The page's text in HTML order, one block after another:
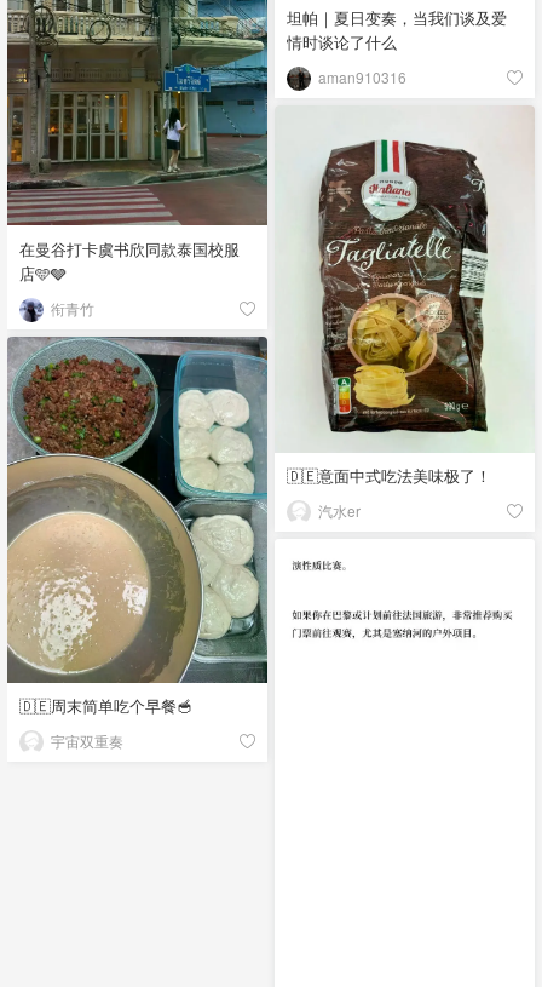
坦帕｜夏日变奏，当我们谈及爱
情时谈论了什么
aman910316
在曼谷打卡虞书欣同款泰国校服
店🩵🩶
衔青竹
🇩🇪意面中式吃法美味极了！
汽水er
🇩🇪周末简单吃个早餐🥣
宇宙双重奏